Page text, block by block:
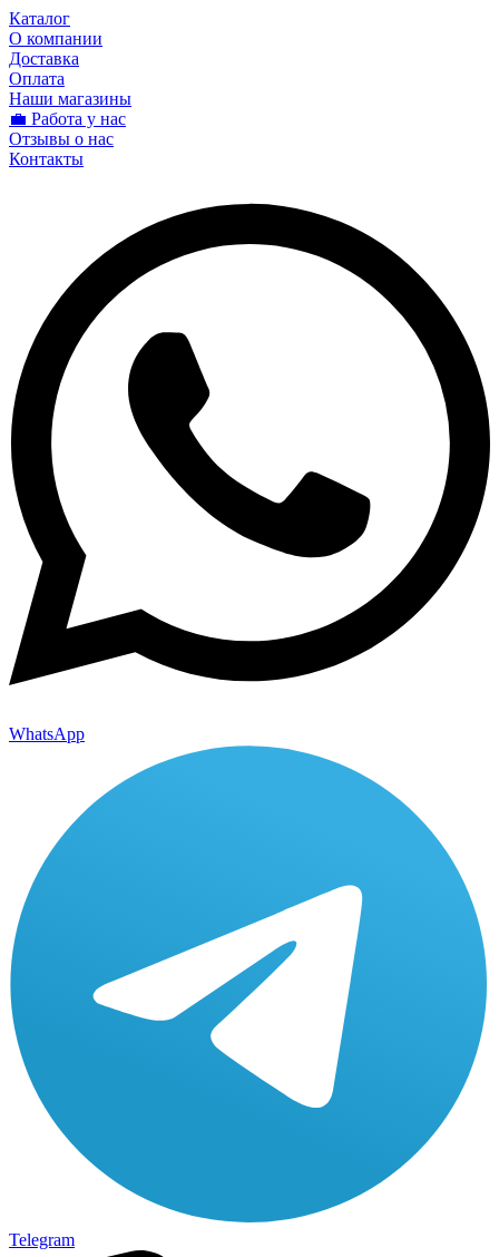
Каталог
О компании
Доставка
Оплата
Наши магазины
💼 Работа у нас
Отзывы о нас
Контакты
WhatsApp
Telegram